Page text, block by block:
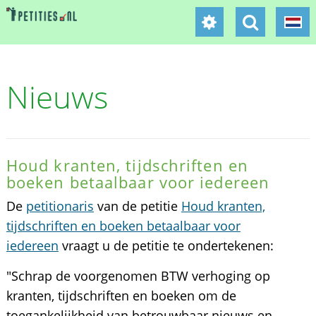
Nieuws
Houd kranten, tijdschriften en
boeken betaalbaar voor iedereen
De petitionaris van de petitie Houd kranten,
tijdschriften en boeken betaalbaar voor
iedereen vraagt u de petitie te ondertekenen:
"Schrap de voorgenomen BTW verhoging op
kranten, tijdschriften en boeken om de